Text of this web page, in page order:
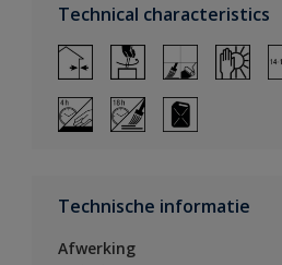
Technical characteristics
Technische informatie
Afwerking